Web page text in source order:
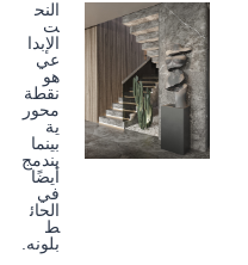
النح
ت
الإبدا
عي
هو
نقطة
محور
ية
بينما
يندمج
أيضًا
في
الحائ
ط
بلونه.